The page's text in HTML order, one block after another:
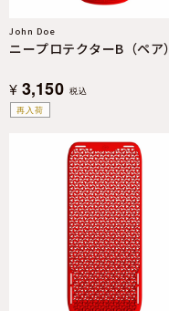
再入荷
John Doe
ニープロテクターB（ペア）
¥ 3,150 税込